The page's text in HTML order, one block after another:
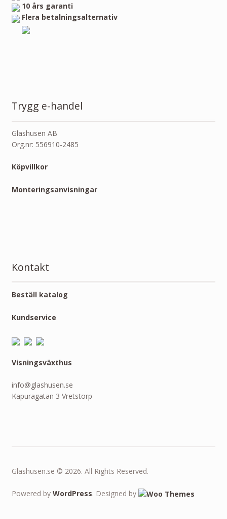
10 års garanti
Flera betalningsalternativ
Trygg e-handel
Glashusen AB
Org.nr: 556910-2485
Köpvillkor
Monteringsanvisningar
Kontakt
Beställ katalog
Kundservice
Visningsväxthus
info@glashusen.se
Kapuragatan 3 Vretstorp
Glashusen.se © 2026. All Rights Reserved.
Powered by WordPress. Designed by